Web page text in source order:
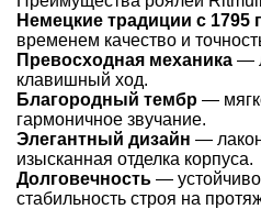
Немецкие традиции с 1795
временем качество и
Превосходная механика —
клавишный ход.
Благородный тембр —
гармоничное звучание.
Элегантный дизайн —
изысканная отделка корпуса.
Долговечность —
стабильность строя на